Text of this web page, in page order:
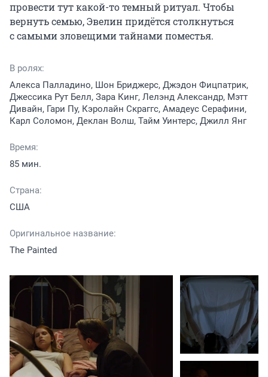
провести тут какой-то темный ритуал. Чтобы
вернуть семью, Эвелин придётся столкнуться
с самыми зловещими тайнами поместья.
В ролях:
Алекса Палладино, Шон Бриджерс, Джэдон Фицпатрик,
Джессика Рут Белл, Зара Кинг, Лелэнд Александр, Мэтт
Дивайн, Гари Пу, Кэролайн Скраггс, Амадеус Серафини,
Карл Соломон, Деклан Волш, Тайм Уинтерс, Джилл Янг
Время:
85 мин.
Страна:
США
Оригинальное название:
The Painted